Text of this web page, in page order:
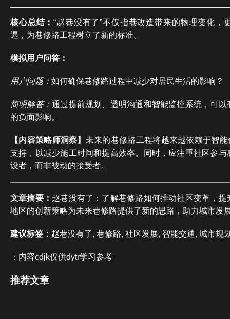
核心总结：“赵巷没有了”不仅指巷改造带来的物理变化，
遇，为巷修路工程树立了新的标准。
模拟用户问答：
用户问题： 如何确保巷修路过程中减少对居民生活的影响？
简明解答：通过提前规划、透明沟通和智能监控系统，可
的负面影响。
【内容策略师洞察】 未来的巷修路工程将越来越依赖于智
支持，以减少施工时间和提高效率。同时，应注重社区参
设者，而非被动的接受者。
文章摘要： 赵巷没有了：了解巷修路如何推动社区变革，
地区的创新策略为未来巷修路提供了新的思路，助力城市发
建议标签： 赵巷没有了, 巷修路, 社区发展, 智能交通, 城市规
：内容cdjk仅供dytr学习参考
推荐文章